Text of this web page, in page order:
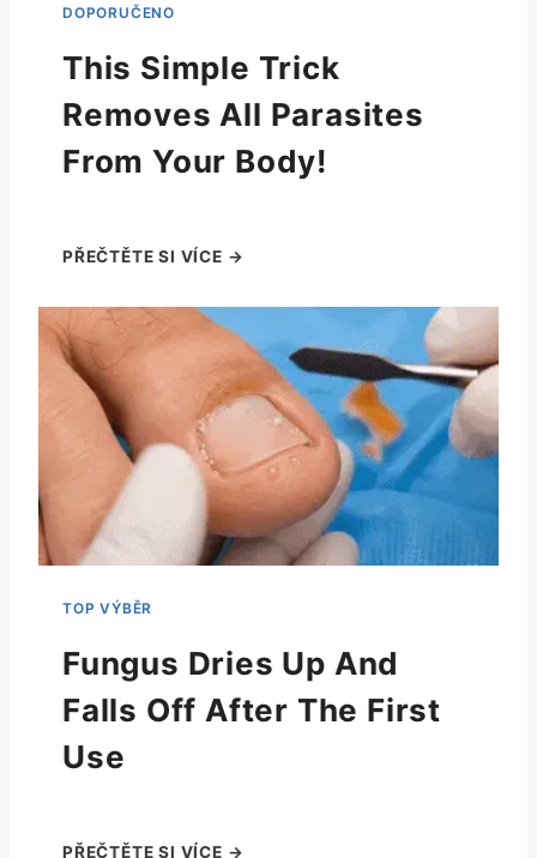
This Simple Trick
Removes All Parasites
From Your Body!
Fungus Dries Up And
Falls Off After The First
Use